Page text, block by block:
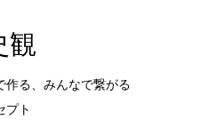
観
作る、みんなで繋がる
プト